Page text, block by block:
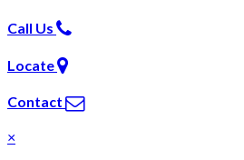
Call Us
Locate
Contact
×